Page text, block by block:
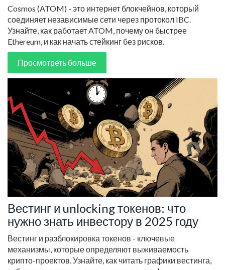
Cosmos (ATOM) - это интернет блокчейнов, который
соединяет независимые сети через протокол IBC.
Узнайте, как работает ATOM, почему он быстрее
Ethereum, и как начать стейкинг без рисков.
Просмотреть больше
Вестинг и unlocking токенов: что
нужно знать инвестору в 2025 году
Вестинг и разблокировка токенов - ключевые
механизмы, которые определяют выживаемость
крипто-проектов. Узнайте, как читать графики вестинга,